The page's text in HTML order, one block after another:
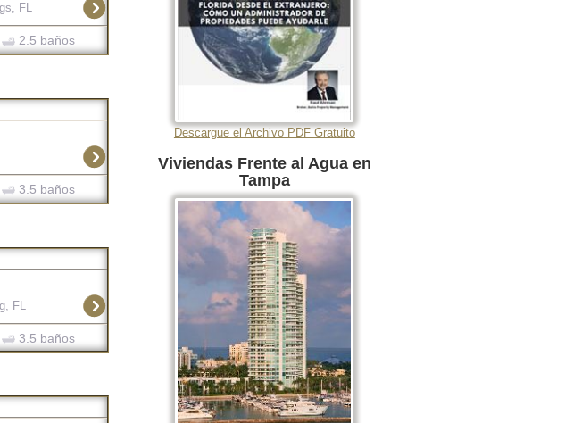
FL
2.5 baños
3.5 baños
FL
3.5 baños
Descargue el Archivo PDF Gratuito
Viviendas Frente al Agua en
Tampa